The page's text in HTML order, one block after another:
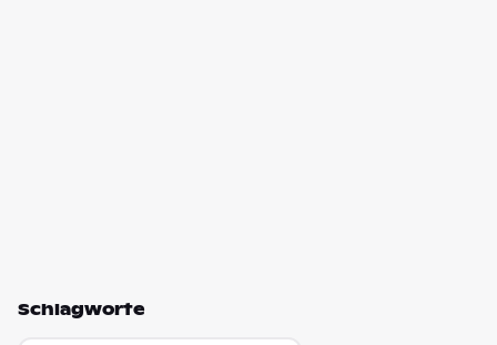
Schlagworte